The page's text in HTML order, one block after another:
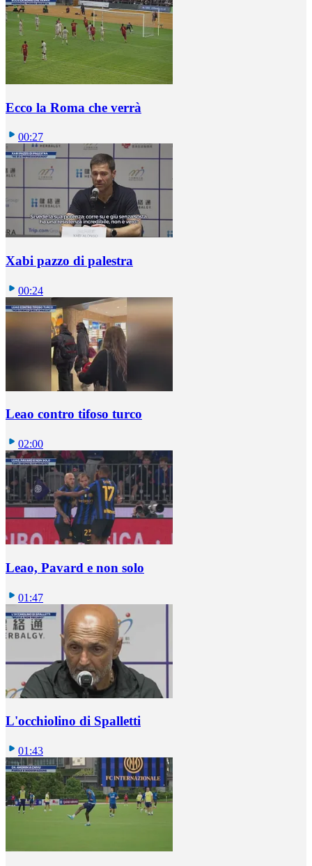
Ecco la Roma che verrà
00:27
Xabi pazzo di palestra
00:24
Leao contro tifoso turco
02:00
Leao, Pavard e non solo
01:47
L'occhiolino di Spalletti
01:43